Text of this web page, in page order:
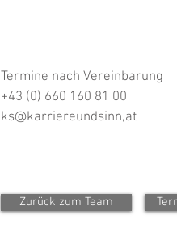
Termine nach Vereinbarung
+43 (0) 660 160 81 00
ks@karriereundsinn,at
Zurück zum Team